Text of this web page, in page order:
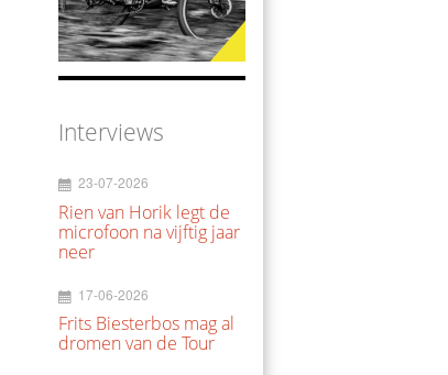
Interviews
23-07-2026
Rien van Horik legt de
microfoon na vijftig jaar
neer
17-06-2026
Frits Biesterbos mag al
dromen van de Tour